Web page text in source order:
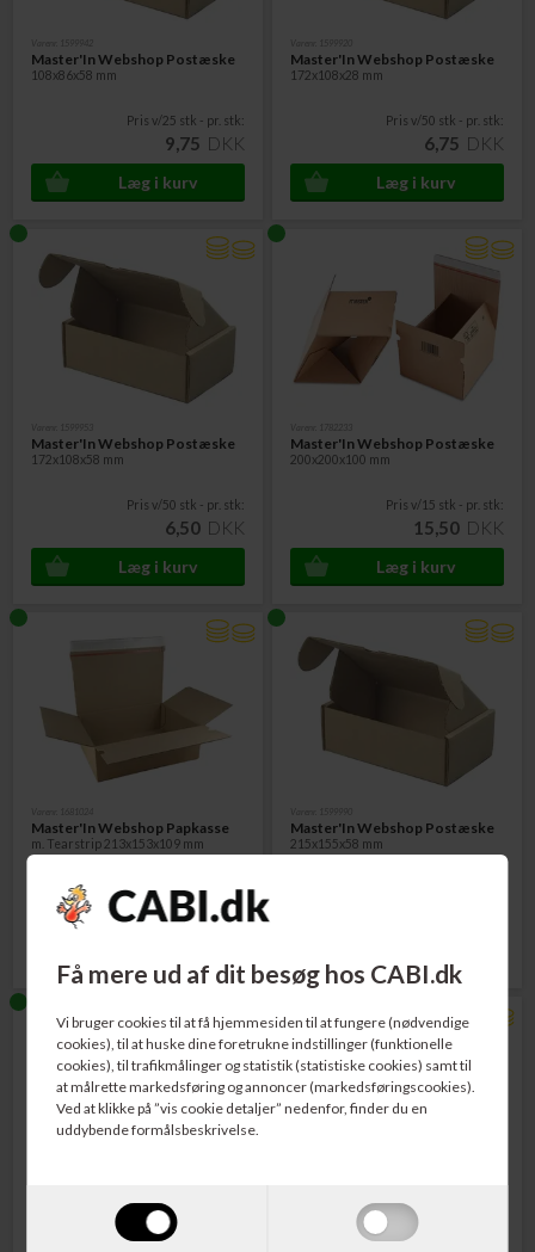
Få mere ud af dit besøg hos CABI.dk
Vi bruger cookies til at få hjemmesiden til at fungere (nødvendige
cookies), til at huske dine foretrukne indstillinger (funktionelle
cookies), til trafikmålinger og statistik (statistiske cookies) samt til
at målrette markedsføring og annoncer (markedsføringscookies).
Ved at klikke på ”vis cookie detaljer” nedenfor, finder du en
uddybende formålsbeskrivelse.
Master'In Webshop Postæske
108x86x58 mm
Pris v/25 stk - pr. stk:
9,75 DKK
Master'In Webshop Postæske
172x108x28 mm
Pris v/50 stk - pr. stk:
6,75 DKK
Master'In Webshop Postæske
172x108x58 mm
Pris v/50 stk - pr. stk:
6,50 DKK
Master'In Webshop Postæske
200x200x100 mm
Pris v/15 stk - pr. stk:
15,50 DKK
Master'In Webshop Papkasse
m. Tearstrip 213x153x109 mm
Pris v/20 stk - pr. stk:
10,00 DKK
Master'In Webshop Postæske
215x155x58 mm
Master'In Webshop Postæske
250x170x95 mm
Master'In Webshop Postæske
230x160x80 mm